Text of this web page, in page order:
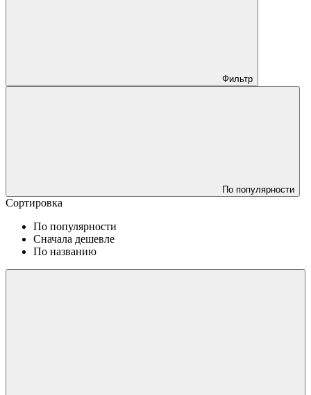
Фильтр
По популярности
Сортировка
По популярности
Сначала дешевле
По названию